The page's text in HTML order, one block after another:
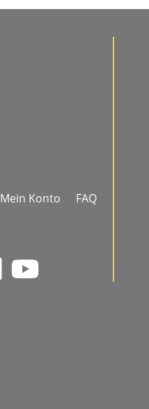
Mein Konto FAQ